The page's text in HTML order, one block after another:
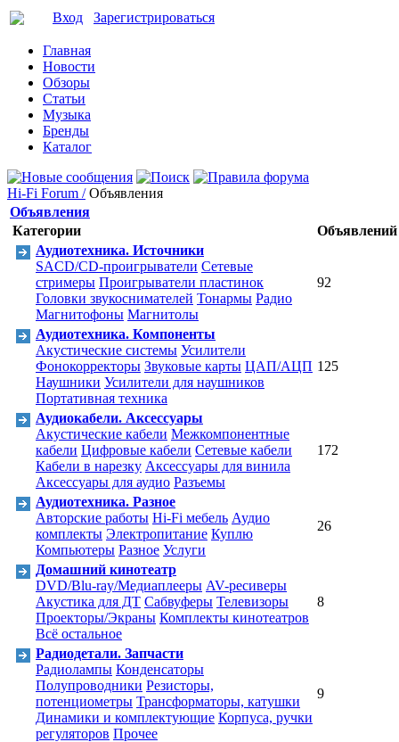
Вход Зарегистрироваться
Главная
Новости
Обзоры
Статьи
Музыка
Бренды
Каталог
Hi-Fi Forum / Объявления
Объявления
Категории
Объявлений
Аудиотехника. Источники
SACD/CD-проигрыватели Сетевые
стримеры Проигрыватели пластинок
Головки звукоснимателей Тонармы Радио
Магнитофоны Магнитолы
92
Аудиотехника. Компоненты
Акустические системы Усилители
Фонокорректоры Звуковые карты ЦАП/АЦП
Наушники Усилители для наушников
Портативная техника
125
Аудиокабели. Аксессуары
Акустические кабели Межкомпонентные
кабели Цифровые кабели Сетевые кабели
Кабели в нарезку Аксессуары для винила
Аксессуары для аудио Разъемы
172
Аудиотехника. Разное
Авторские работы Hi-Fi мебель Аудио
комплекты Электропитание Куплю
Компьютеры Разное Услуги
26
Домашний кинотеатр
DVD/Blu-ray/Медиаплееры AV-ресиверы
Акустика для ДТ Cабвуферы Телевизоры
Проекторы/Экраны Комплекты кинотеатров
Всё остальное
8
Радиодетали. Запчасти
Радиолампы Конденсаторы
Полупроводники Резисторы,
потенциометры Трансформаторы, катушки
Динамики и комплектующие Корпуса, ручки
регуляторов Прочее
9